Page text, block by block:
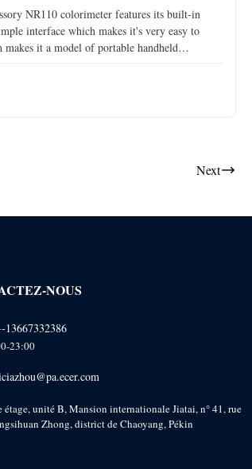
NR110 colorimeter features its built-in
interface which makes it's very easy to
it a model of portable handheld
Next
NOUS
13667332386
23:00
étage, unité B, Mansion internationale Jiatai, n° 41, rue
Zhong, district de Chaoyang, Pékin